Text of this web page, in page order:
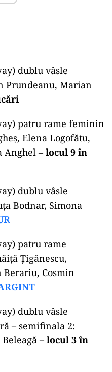
dublu vâsle
Prundeanu, Marian
patru rame feminin
Elena Logofătu,
Anghel – locul 9 în
dublu vâsle
Bodnar, Simona
patru rame
Ţigănescu,
Berariu, Cosmin
dublu vâsle
– semifinala 2:
– locul 3 în